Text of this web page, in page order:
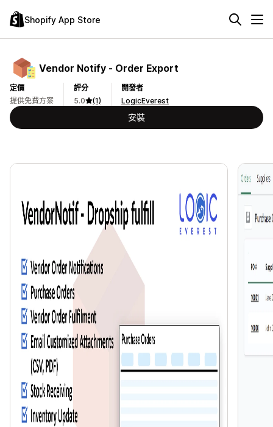
Shopify App Store
Vendor Notify ‑ Order Export
定價
提供免費方案
評分
5.0
(1)
開發者
LogicEverest
安裝